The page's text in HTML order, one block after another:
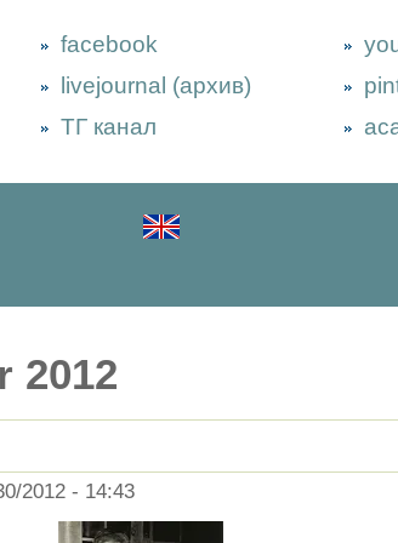
facebook
livejournal (архив)
ТГ канал
2012
2012 - 14:43